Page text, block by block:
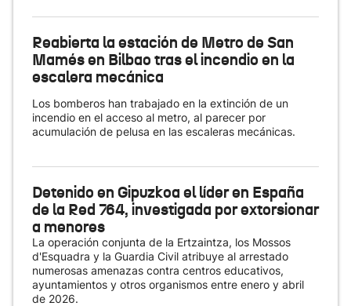
Reabierta la estación de Metro de San
Mamés en Bilbao tras el incendio en la
escalera mecánica
Los bomberos han trabajado en la extinción de un
incendio en el acceso al metro, al parecer por
acumulación de pelusa en las escaleras mecánicas.
Detenido en Gipuzkoa el líder en España
de la Red 764, investigada por extorsionar
a menores
La operación conjunta de la Ertzaintza, los Mossos
d'Esquadra y la Guardia Civil atribuye al arrestado
numerosas amenazas contra centros educativos,
ayuntamientos y otros organismos entre enero y abril
de 2026.